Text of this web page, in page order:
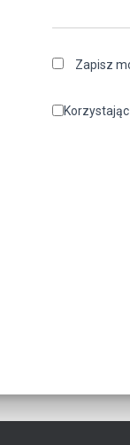
Zapisz